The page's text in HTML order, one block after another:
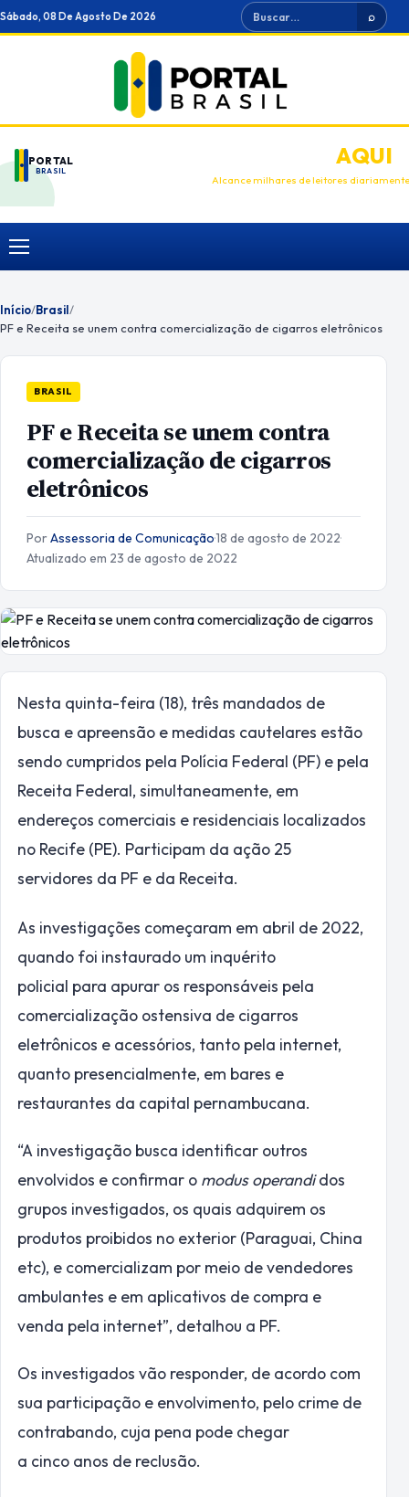
Ir
para
Sábado, 08 De Agosto De 2026 Buscar ⌕
PORTAL
BRASIL
ANUNCIEAQUI
Alcance milhares de leitores diariamente
Menu
Início/Brasil/
PF e Receita se unem contra comercialização de cigarros eletrônicos
BRASIL
PF e Receita se unem contra
comercialização de cigarros
eletrônicos
PorAssessoria de Comunicação·18 de agosto de 2022·
Atualizado em 23 de agosto de 2022
Nesta quinta-feira (18), três mandados de
busca e apreensão e medidas cautelares estão
sendo cumpridos pela Polícia Federal (PF) e pela
Receita Federal, simultaneamente, em
endereços comerciais e residenciais localizados
no Recife (PE). Participam da ação 25
servidores da PF e da Receita.
As investigações começaram em abril de 2022,
quando foi instaurado um inquérito
policial para apurar os responsáveis pela
comercialização ostensiva de cigarros
eletrônicos e acessórios, tanto pela internet,
quanto presencialmente, em bares e
restaurantes da capital pernambucana.
“A investigação busca identificar outros
envolvidos e confirmar o modus operandidos
grupos investigados, os quais adquirem os
produtos proibidos no exterior (Paraguai, China
etc), e comercializam por meio de vendedores
ambulantes e em aplicativos de compra e
venda pela internet”, detalhou a PF.
Os investigados vão responder, de acordo com
sua participação e envolvimento, pelo crime de
contrabando, cuja pena pode chegar
a cinco anos de reclusão.